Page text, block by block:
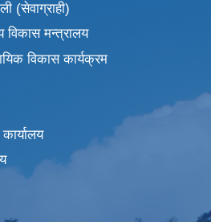
(सेवाग्राही)
विकास मन्त्रालय
विकास कार्यक्रम